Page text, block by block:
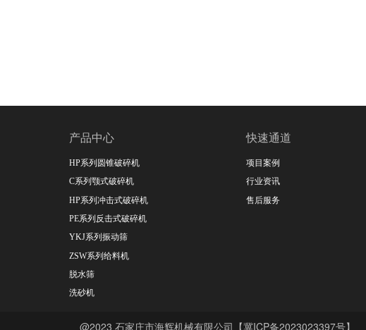
产品中心
HP系列圆锥破碎机
C系列颚式破碎机
HP系列冲击式破碎机
PE系列反击式破碎机
YKJ系列振动筛
ZSW系列给料机
脱水筛
洗砂机
快速通道
项目案例
行业资讯
售后服务
@2023 石家庄市海辉机械有限公司【冀ICP备2023023397号】